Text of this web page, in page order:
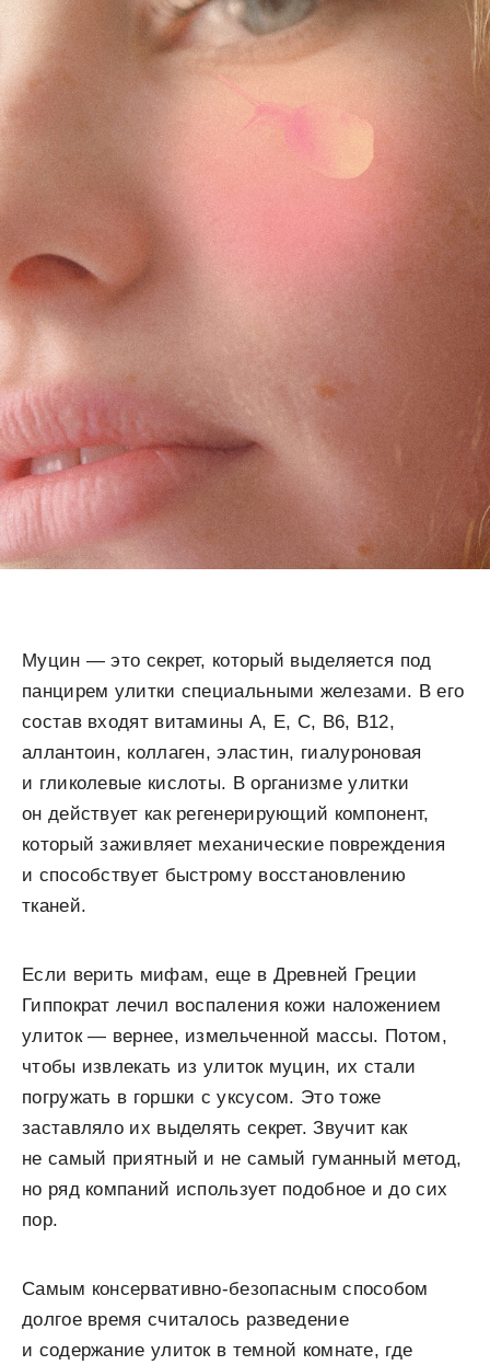
Муцин — это секрет, который выделяется под
панцирем улитки специальными железами. В его
состав входят витамины A, E, C, B6, B12,
аллантоин, коллаген, эластин, гиалуроновая
и гликолевые кислоты. В организме улитки
он действует как регенерирующий компонент,
который заживляет механические повреждения
и способствует быстрому восстановлению
тканей.
Если верить мифам, еще в Древней Греции
Гиппократ лечил воспаления кожи наложением
улиток — вернее, измельченной массы. Потом,
чтобы извлекать из улиток муцин, их стали
погружать в горшки с уксусом. Это тоже
заставляло их выделять секрет. Звучит как
не самый приятный и не самый гуманный метод,
но ряд компаний использует подобное и до сих
пор.
Самым консервативно-безопасным способом
долгое время считалось разведение
и содержание улиток в темной комнате, где